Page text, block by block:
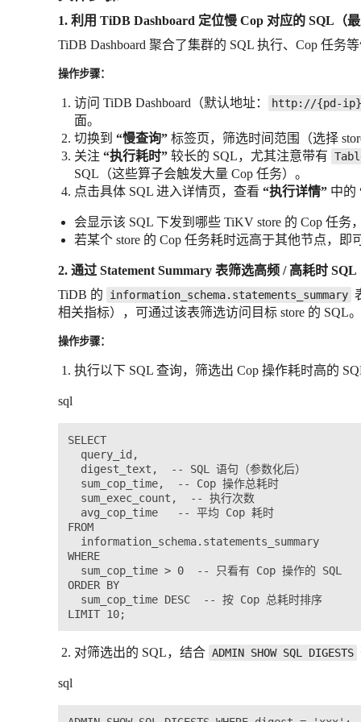
1. 利用 TiDB Dashboard 定位慢 Cop 对应的 SQL（
TiDB Dashboard 聚合了集群的 SQL 执行、Cop 任务
操作步骤：
访问 TiDB Dashboard（默认地址： http://{pd-
面。
切换到 “慢查询” 标签页，筛选时间范围（选择
关注 “执行耗时” 较长的 SQL，尤其注意带有
SQL（这些算子会触发大量 Cop 任务）。
点击具体 SQL 进入详情页，查看 “执行详情” 中的
会显示该 SQL 下发到哪些 TiKV store 的 Cop 任务
若某个 store 的 Cop 任务耗时远高于其他节点，即
2. 通过 Statement Summary 表筛选高频 / 高耗时 SQL
TiDB 的
information_schema.statements_summary
相关指标），可通过该表筛选访问目标 store 的 SQL。
操作步骤：
执行以下 SQL 查询，筛选出 Cop 操作耗时高的
sql
SELECT
  query_id,
  digest_text,  -- SQL 语句（参数化后）
  sum_cop_time,  -- Cop 操作总耗时
  sum_exec_count,  -- 执行次数
  avg_cop_time   -- 平均 Cop 耗时
FROM
  information_schema.statements_summary
WHERE
  sum_cop_time > 0  -- 只看有 Cop 操作的 SQL
ORDER BY
  sum_cop_time DESC  -- 按 Cop 总耗时排序
对筛选出的 SQL，结合 ADMIN SHOW SQL DIGESTS
sql